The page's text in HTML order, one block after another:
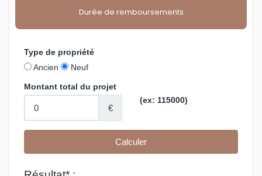
Durée de remboursements